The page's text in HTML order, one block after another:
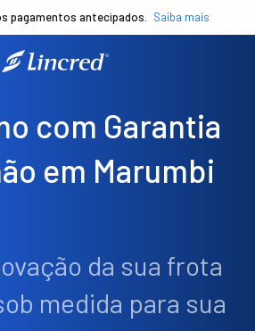
pagamentos antecipados. Saiba mais
com Garantia
em Marumbi
da sua frota
medida para sua